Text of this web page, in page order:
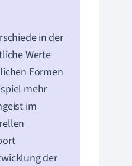
in der
Werte
Formen
mehr
im
der